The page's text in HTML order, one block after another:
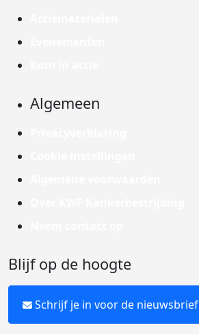
Algemeen
Blijf op de hoogte
Schrijf je in voor de nieuwsbrief